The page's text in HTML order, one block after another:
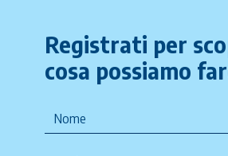
Registrati per
cosa possiamo